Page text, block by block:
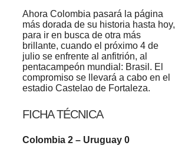
Ahora Colombia pasará la página
más dorada de su historia hasta hoy,
para ir en busca de otra más
brillante, cuando el próximo 4 de
julio se enfrente al anfitrión, al
pentacampeón mundial: Brasil. El
compromiso se llevará a cabo en el
estadio Castelao de Fortaleza.
FICHA TÉCNICA
Colombia 2 – Uruguay 0